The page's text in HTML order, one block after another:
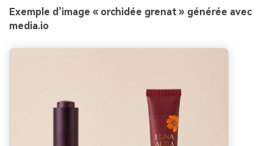
Exemple d’image « orchidée grenat » générée avec
media.io